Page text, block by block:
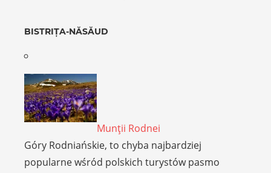
BISTRIȚA-NĂSĂUD
Munţii Rodnei
Góry Rodniańskie, to chyba najbardziej
popularne wśród polskich turystów pasmo